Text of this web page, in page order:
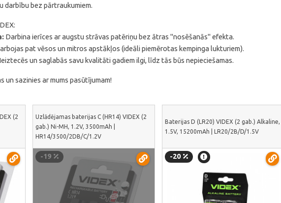
darbību bez pārtraukumiem.
Darbina ierīces ar augstu strāvas patēriņu bez ātras "nosēšanās" efekta.
pat vēsos un mitros apstākļos (ideāli piemērotas kempinga lukturiem).
un saglabās savu kvalitāti gadiem ilgi, līdz tās būs nepieciešamas.
sazinies ar mums pasūtījumam!
(2
Uzlādējamas baterijas C (HR14) VIDEX (2
gab.) Ni-MH, 1.2V, 3500mAh |
HR14/3500/2DB/C/1.2V
-19
Baterijas D (LR20) VIDEX (2 gab.) Alkaline,
1.5V, 15200mAh | LR20/2B/D/1.5V
-20